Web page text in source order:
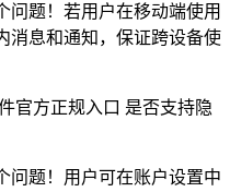
问题！若用户在移动端使用
消息和通知，保证跨设备使
官方正规入口 是否支持隐
问题！用户可在账户设置中